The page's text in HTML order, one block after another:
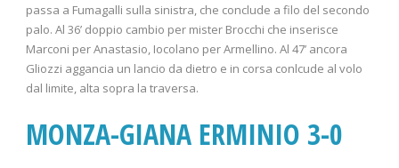
passa a Fumagalli sulla sinistra, che conclude a filo del secondo
palo. Al 36’ doppio cambio per mister Brocchi che inserisce
Marconi per Anastasio, Iocolano per Armellino. Al 47’ ancora
Gliozzi aggancia un lancio da dietro e in corsa conlcude al volo
dal limite, alta sopra la traversa.
MONZA-GIANA ERMINIO 3-0